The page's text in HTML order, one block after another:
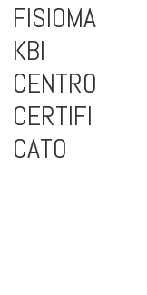
FISIOMA
KBI
CENTRO
CERTIFI
CATO